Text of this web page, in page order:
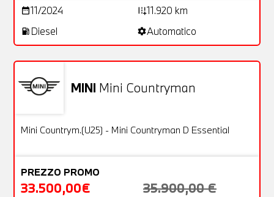
date_range11/2024 add_road11.920 km
local_gas_station Diesel settingsAutomatico
MINI Mini Countryman
OFFERTA
Mini Countrym.(U25) - Mini Countryman D Essential
PREZZO PROMO
33.500,00€ 35.900,00 €